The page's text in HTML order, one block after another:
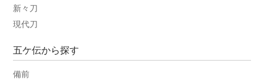
新々刀
現代刀
五ケ伝から探す
備前